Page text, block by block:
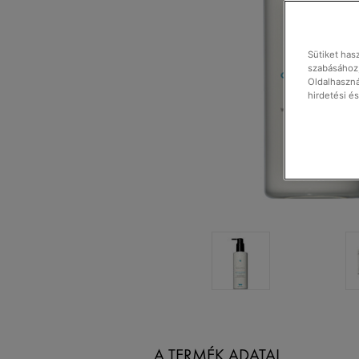
A TERMÉK ADATAI
Sütiket
hirdetési